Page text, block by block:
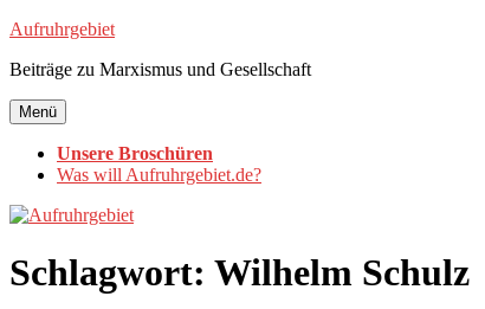
Zum
springen
Aufruhrgebiet
Beiträge zu Marxismus und Gesellschaft
Menü
Unsere Broschüren
Was will Aufruhrgebiet.de?
Schlagwort: Wilhelm Schulz